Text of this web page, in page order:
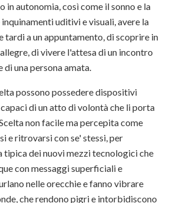
in autonomia, così come il sonno e la
uditivi e visuali, avere la
a un appuntamento, di scoprire in
di vivere l'attesa di un incontro
di una persona amata.
possono possedere dispositivi
di un atto di volontà che li porta
non facile ma percepita come
e ritrovarsi con se' stessi, per
tipica dei nuovi mezzi tecnologici che
con messaggi superficiali e
nelle orecchie e fanno vibrare
che rendono pigri e intorbidiscono